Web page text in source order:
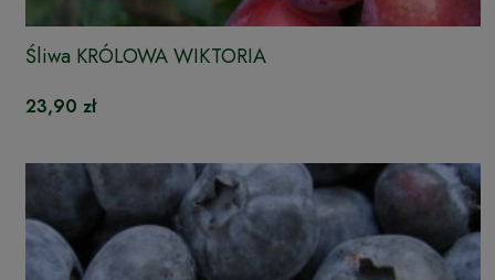
Śliwa KRÓLOWA WIKTORIA
23,90 zł